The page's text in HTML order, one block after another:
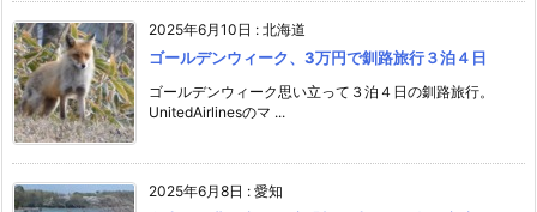
2025年6月10日 : 北海道
ゴールデンウィーク、3万円で釧路旅行３泊４日
ゴールデンウィーク思い立って３泊４日の釧路旅行。
UnitedAirlinesのマ ...
2025年6月8日 : 愛知